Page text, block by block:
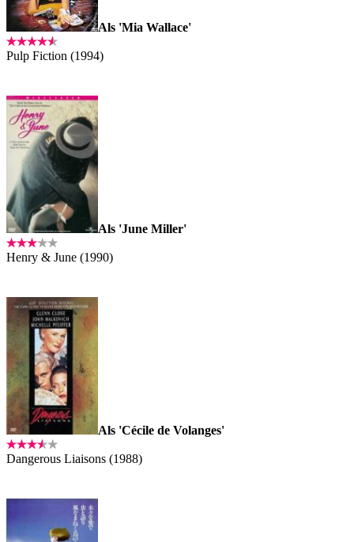
Als 'Mia Wallace'
Pulp Fiction (1994)
Als 'June Miller'
Henry & June (1990)
Als 'Cécile de Volanges'
Dangerous Liaisons (1988)